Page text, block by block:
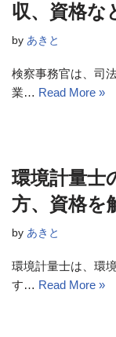
収、資格な
by あきと
検察事務官は、司
業… Read More »
環境計量士
方、資格を
by あきと
環境計量士は、環
す… Read More »